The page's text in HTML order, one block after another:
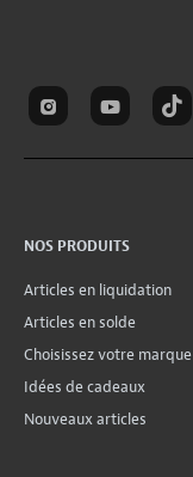
NOS PRODUITS
Articles en liquidation
Articles en solde
Choisissez votre marque
Idées de cadeaux
Nouveaux articles